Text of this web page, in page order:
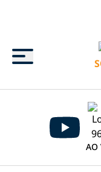
Menu
AO